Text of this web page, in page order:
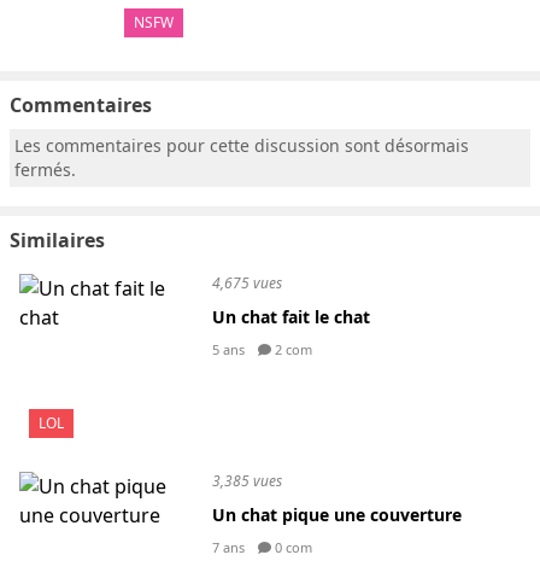
NSFW
Commentaires
Les commentaires pour cette discussion sont désormais
fermés.
Similaires
LOL
4,675 vues
Un chat fait le chat
5 ans 2 com
3,385 vues
Un chat pique une couverture
7 ans 0 com